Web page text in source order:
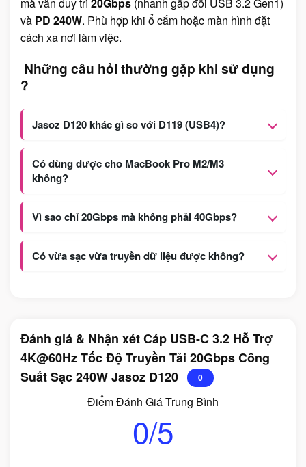
và PD 240W. Phù hợp khi ổ cắm hoặc màn hình đặt
cách xa nơi làm việc.
Những câu hỏi thường gặp khi sử dụng
?
Jasoz D120 khác gì so với D119 (USB4)?
Có dùng được cho MacBook Pro M2/M3
không?
Vì sao chỉ 20Gbps mà không phải 40Gbps?
Có vừa sạc vừa truyền dữ liệu được không?
Đánh giá & Nhận xét Cáp USB-C 3.2 Hỗ Trợ
4K@60Hz Tốc Độ Truyền Tải 20Gbps Công
Suất Sạc 240W Jasoz D120
0
Điểm Đánh Giá Trung Bình
0/5